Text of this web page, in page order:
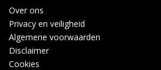
Over ons
Privacy en veiligheid
Algemene voorwaarden
Disclaimer
Cookies